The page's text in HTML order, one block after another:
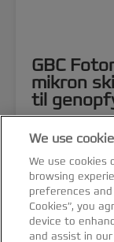
GBC
mikron
til
We use
We use cookies
browsing
preferences
Cookies”, you
device to
and assist in